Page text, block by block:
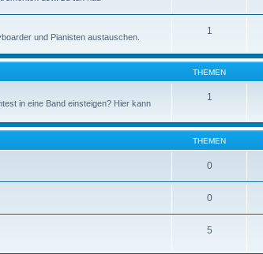
und Pianisten austauschen.
1
THEMEN
in eine Band einsteigen? Hier kann
1
THEMEN
0
0
5